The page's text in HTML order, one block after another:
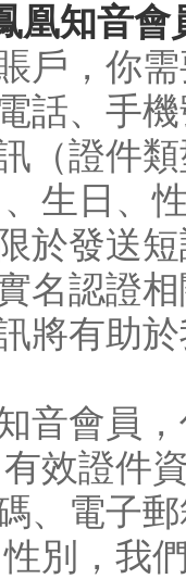
凰知音會
戶，你
話、手
（證件
生日、
於發送
名認證
將有助
音會員
效證件
、電子
別，我